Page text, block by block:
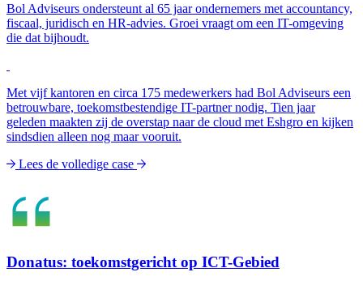
Bol Adviseurs ondersteunt al 65 jaar ondernemers met accountancy,
fiscaal, juridisch en HR-advies. Groei vraagt om een IT-omgeving
die dat bijhoudt.
Met vijf kantoren en circa 175 medewerkers had Bol Adviseurs een
betrouwbare, toekomstbestendige IT-partner nodig. Tien jaar
geleden maakten zij de overstap naar de cloud met Eshgro en kijken
sindsdien alleen nog maar vooruit.
Lees de volledige case
Donatus: toekomstgericht op ICT-Gebied